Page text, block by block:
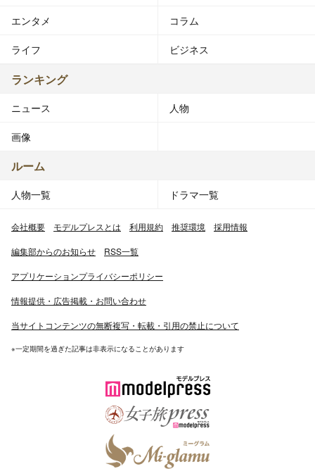
エンタメ コラム
ライフ ビジネス
ランキング
ニュース 人物
画像
ルーム
人物一覧 ドラマ一覧
会社概要 モデルプレスとは 利用規約 推奨環境 採用情報
編集部からのお知らせ RSS一覧
アプリケーションプライバシーポリシー
情報提供・広告掲載・お問い合わせ
当サイトコンテンツの無断複写・転載・引用の禁止について
※一定期間を過ぎた記事は非表示になることがあります